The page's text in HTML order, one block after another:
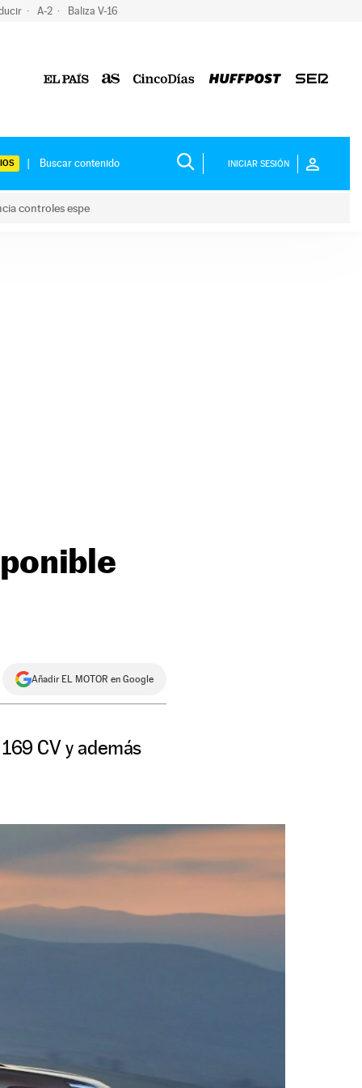
A-2 Baliza V-16
INICIAR SESIÓN
controles espe
Añadir EL MOTOR en Google
CV y además